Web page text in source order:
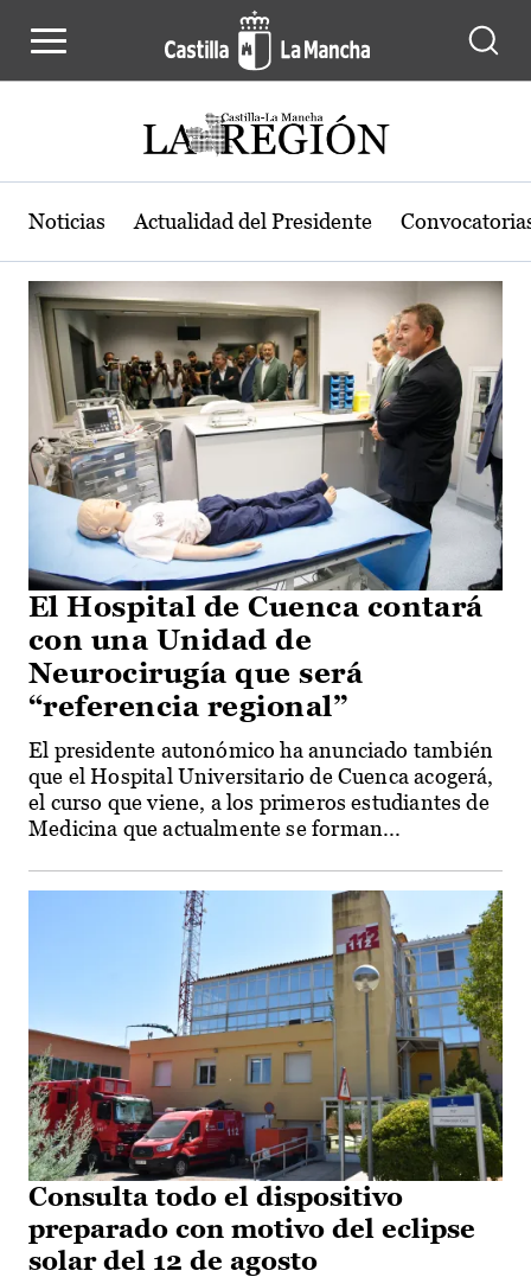
Actualidad de la región de Castilla-
Noticias Actualidad del Presidente
El Hospital de Cuenca contará
con una Unidad de
Neurocirugía que será
“referencia regional”
El presidente autonómico ha anunciado también
que el Hospital Universitario de Cuenca acogerá,
el curso que viene, a los primeros estudiantes de
Medicina que actualmente se forman...
Consulta todo el dispositivo
preparado con motivo del eclipse
solar del 12 de agosto